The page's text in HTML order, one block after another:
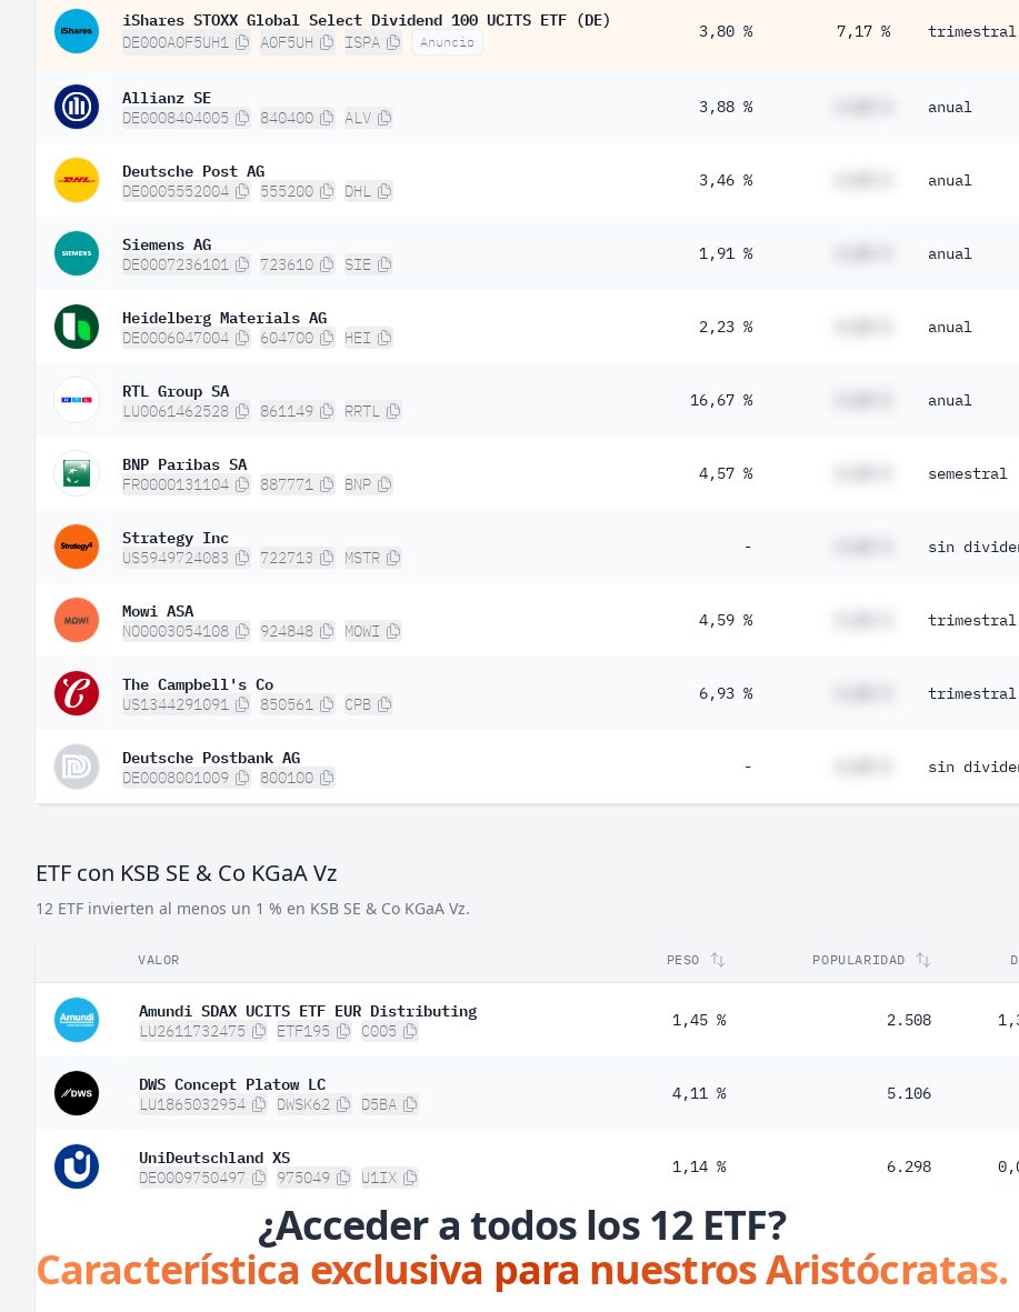
iShares STOXX Global Select Dividend 100 UCITS ETF (DE)
DE000A0F5UH1 A0F5UH ISPA Anuncio
3,80 % 7,17 % trimestral
Allianz SE
DE0008404005 840400 ALV
3,88 % anual
Deutsche Post AG
DE0005552004 555200 DHL
3,46 % anual
Siemens AG
DE0007236101 723610 SIE
1,91 % anual
Heidelberg Materials AG
DE0006047004 604700 HEI
2,23 % anual
RTL Group SA
LU0061462528 861149 RRTL
16,67 % anual
BNP Paribas SA
FR0000131104 887771 BNP
4,57 % semestral
Strategy Inc
US5949724083 722713 MSTR
- sin
Mowi ASA
NO0003054108 924848 MOWI
4,59 % trimestral
The Campbell's Co
US1344291091 850561 CPB
6,93 % trimestral
Deutsche Postbank AG
DE0008001009 800100
- sin
ETF con KSB SE & Co KGaA Vz
12 ETF invierten al menos un 1 % en KSB SE & Co KGaA Vz.
VALOR PESO POPULARIDAD
Amundi SDAX UCITS ETF EUR Distributing
LU2611732475 ETF195 C005
1,45 % 2.508
DWS Concept Platow LC
LU1865032954 DWSK62 D5BA
4,11 % 5.106
UniDeutschland XS
DE0009750497 975049 U1IX
1,14 % 6.298
¿Acceder a todos los 12 ETF?
Característica exclusiva para nuestros Aristócratas.